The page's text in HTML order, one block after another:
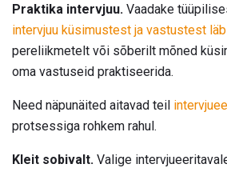
Praktika intervjuu. Vaadake
intervjuu küsimustest ja vastustest
pereliikmetelt või sõberilt mõned
oma vastuseid praktiseerida.
Need näpunäited aitavad teil
protsessiga rohkem rahul.
Kleit sobivalt. Valige